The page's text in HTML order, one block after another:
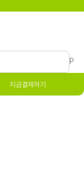
P
지금결제하기